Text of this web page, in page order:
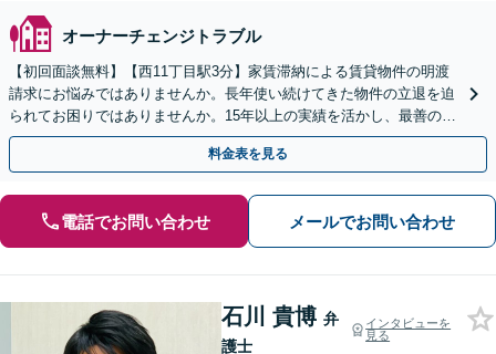
オーナーチェンジトラブル
【初回面談無料】【西11丁目駅3分】家賃滞納による賃貸物件の明渡
請求にお悩みではありませんか。長年使い続けてきた物件の立退を迫
られてお困りではありませんか。15年以上の実績を活かし、最善の解
決策をはかります。【電話・メール・WEB相談可】
料金表を見る
電話でお問い合わせ メールでお問い合わせ
石川 貴博 弁
護士
インタビューを
見る